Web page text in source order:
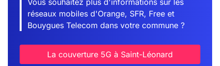
Vous souhaitez plus d'informations sur les
réseaux mobiles d'Orange, SFR, Free et
Bouygues Telecom dans votre commune ?
La couverture 5G à Saint-Léonard